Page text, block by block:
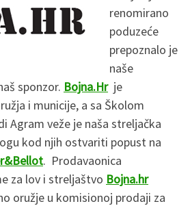
renomirano
poduzeće
prepoznalo je
naše
sponzor. Bojna.Hr je
i municije, a sa Školom
Agram veže je naša streljačka
kod njih ostvariti popust na
. Prodavaonica
za lov i streljaštvo Bojna.hr
oružje u komisionoj prodaji za